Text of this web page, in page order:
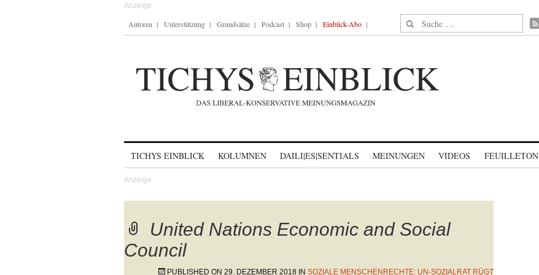
Autoren Unterstützung Grundsätze Podcast Shop Einblick-Abo Suche nach:
TICHYS EINBLICK KOLUMNEN DAILI|ES|SENTIALS MEINUNGEN VIDEOS FEUILLETON
United Nations Economic and Social
Council
PUBLISHED ON 29. DEZEMBER 2018 IN SOZIALE MENSCHENRECHTE: UN-SOZIALRAT RÜGT